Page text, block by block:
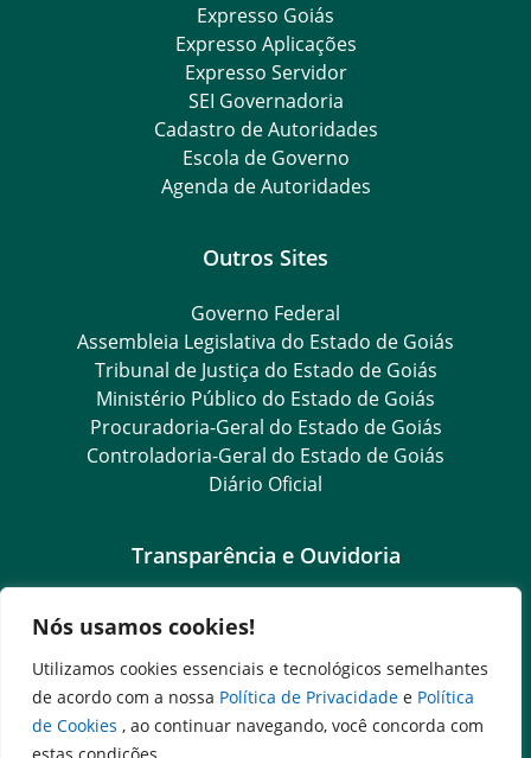
Nós usamos cookies!
Utilizamos cookies essenciais e tecnológicos semelhantes
de acordo com a nossa Política de Privacidade e Política
de Cookies , ao continuar navegando, você concorda com
Expresso Goiás
Expresso Aplicações
Expresso Servidor
SEI Governadoria
Cadastro de Autoridades
Escola de Governo
Agenda de Autoridades
Outros Sites
Governo Federal
Assembleia Legislativa do Estado de Goiás
Tribunal de Justiça do Estado de Goiás
Ministério Público do Estado de Goiás
Procuradoria-Geral do Estado de Goiás
Controladoria-Geral do Estado de Goiás
Diário Oficial
Transparência e Ouvidoria
Goiás Transparência
Dados Abertos Goiás
e-SIC – Serviço Eletrônico de Informação ao Cidadão
SIC – Serviço de Informação ao Cidadão